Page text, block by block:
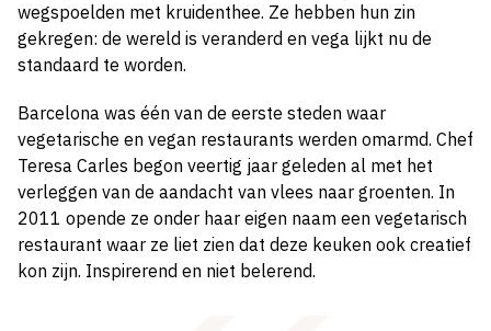
wegspoelden met kruidenthee. Ze hebben hun zin
gekregen: de wereld is veranderd en vega lijkt nu de
standaard te worden.
Barcelona was één van de eerste steden waar
vegetarische en vegan restaurants werden omarmd. Chef
Teresa Carles begon veertig jaar geleden al met het
verleggen van de aandacht van vlees naar groenten. In
2011 opende ze onder haar eigen naam een vegetarisch
restaurant waar ze liet zien dat deze keuken ook creatief
kon zijn. Inspirerend en niet belerend.